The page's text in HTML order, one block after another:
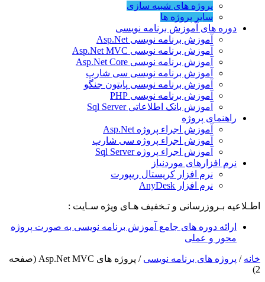
پروژه های شبیه سازی
سایر پروژه ها
دوره های آموزش برنامه نویسی
آموزش برنامه نویسی Asp.Net
آموزش برنامه نویسی Asp.Net MVC
آموزش برنامه نویسی Asp.Net Core
آموزش برنامه نویسی سی شارپ
آموزش برنامه نویسی پایتون جنگو
آموزش برنامه نویسی PHP
آموزش بانک اطلاعاتی Sql Server
راهنمای پروژه
آموزش اجراء پروژه Asp.Net
آموزش اجراء پروژه سی شارپ
آموزش اجراء پروژه Sql Server
نرم افزارهای موردنیاز
نرم افزار کریستال ریپورت
نرم افزار AnyDesk
اطـلاعیه بـروزرسانی و تـخفیف هـای ویژه سـایت :
ارائه دوره های جامع آموزش برنامه نویسی به صورت پروژه
محور و عملی
خانه / پروژه های برنامه نویسی / پروژه های Asp.Net MVC
(صفحه
2)